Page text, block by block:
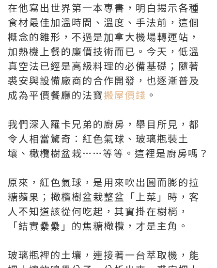
在他寫出世界第一本專書，明白揭示各種
食材最佳加溫時間、溫度、手法前，這個
概念的雛形，不過是加拿大機場轉運站，
加熱機上餐的廉價技術而已。今天，低溫
真空法已經是高級料理的必備基礎；隨著
裘安與設備廠商的合作開發，也逐漸普及
成為平價餐廳的法寶搬屋價錢 。
我們深入羅卡兄弟的廚房，舉目所見，都
令人相當驚奇：紅色氣球、玻璃瓶裝土
壤、橄欖樹盆栽……等等。這裡是廚房嗎？
原來，紅色氣球，是用來吹出圓而膨的拉
糖蘋果；橄欖樹盆栽整盆「上菜」時，客
人不知道該從何吃起，其實掛在樹梢，
「結實纍纍」的焦糖橄欖，才是主角。
玻璃瓶裡的土壤，連接著一台萃取機，能